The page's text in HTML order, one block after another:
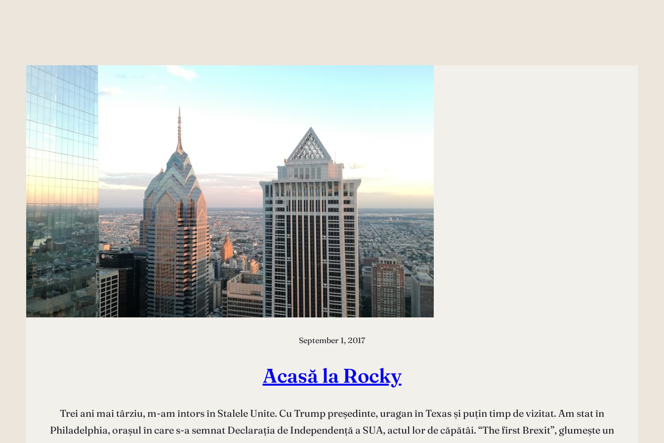
September 1, 2017
Acasă la Rocky
Trei ani mai târziu, m-am întors în Stalele Unite. Cu Trump președinte, uragan în Texas și puțin timp de vizitat. Am stat în
Philadelphia, orașul în care s-a semnat Declarația de Independență a SUA, actul lor de căpătâi. “The first Brexit”, glumește un